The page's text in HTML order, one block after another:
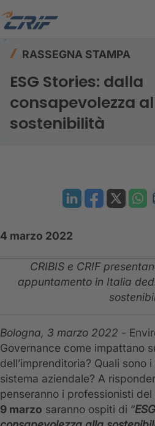
RASSEGNA STAMPA
ESG Stories: dalla
consapevolezza
sostenibilità
4 marzo 2022
CRIBIS e CRIF
appuntamento in Italia
Bologna, 3 marzo 2022 -
Governance come impattano
dell’imprenditoria? Quali sono
sistema aziendale? A
penseranno i professionisti
9 marzo saranno ospiti di “